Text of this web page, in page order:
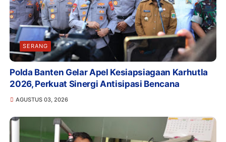
SERANG
Polda Banten Gelar Apel Kesiapsiagaan Karhutla
2026, Perkuat Sinergi Antisipasi Bencana
AGUSTUS 03, 2026